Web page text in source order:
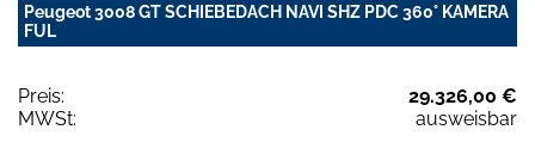
Peugeot 3008 GT SCHIEBEDACH NAVI SHZ PDC 360° KAMERA
FUL
Preis:
29.326,00 €
MWSt:
ausweisbar